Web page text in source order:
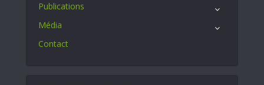
Publications
Média
Contact